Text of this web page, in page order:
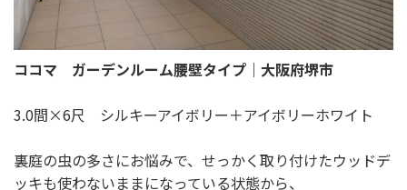
ココマ ガーデンルーム腰壁タイプ｜大阪府堺市
3.0間×6尺 シルキーアイボリー＋アイボリーホワイト
裏庭の虫の多さにお悩みで、せっかく取り付けたウッドデ
ッキも使わないままになっている状態から、